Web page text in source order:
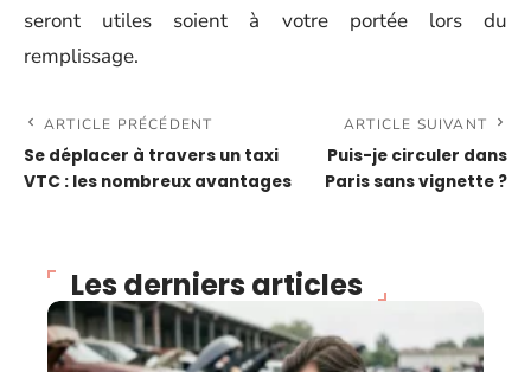
seront utiles soient à votre portée lors du
remplissage.
ARTICLE PRÉCÉDENT
Se déplacer à travers un taxi
VTC : les nombreux avantages
ARTICLE SUIVANT
Puis-je circuler dans
Paris sans vignette ?
Les derniers articles